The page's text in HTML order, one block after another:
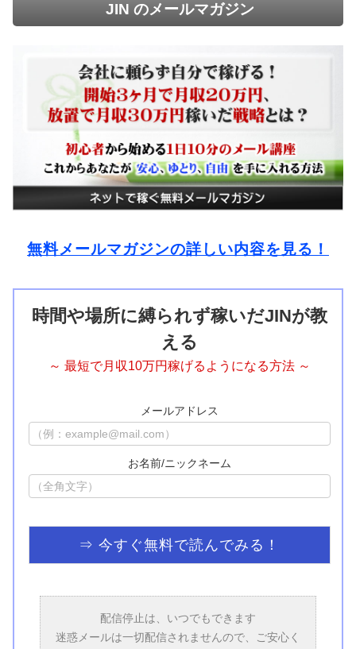
JIN のメールマガジン
無料メールマガジンの詳しい内容を見る！
時間や場所に縛られず稼いだJINが教
える
～ 最短で月収10万円稼げるようになる方法 ～
メールアドレス
お名前/ニックネーム
配信停止は、いつでもできます
迷惑メールは一切配信されませんので、ご安心く